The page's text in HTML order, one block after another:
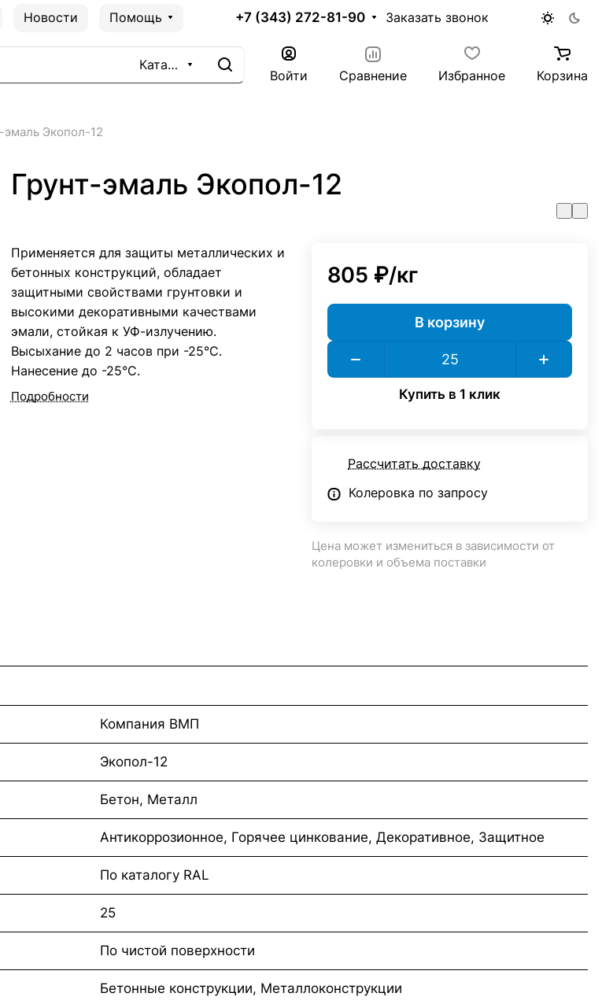
Новости Помощь +7 (343) 272-81-90 Заказать звонок
Каталог
Войти Сравнение Избранное Корзина
эмаль Экопол-12
Грунт-эмаль Экопол-12
Применяется для защиты металлических и
бетонных конструкций, обладает
защитными свойствами грунтовки и
высокими декоративными качествами
эмали, стойкая к УФ-излучению.
Высыхание до 2 часов при -25°С.
Нанесение до -25°С.
Подробности
805 ₽/кг
В корзину
Купить в 1 клик
Рассчитать доставку
Колеровка по запросу
Цена может измениться в зависимости от
колеровки и объема поставки
Компания ВМП
Экопол-12
Бетон, Металл
Антикоррозионное, Горячее цинкование, Декоративное, Защитное
По каталогу RAL
25
По чистой поверхности
Бетонные конструкции, Металлоконструкции